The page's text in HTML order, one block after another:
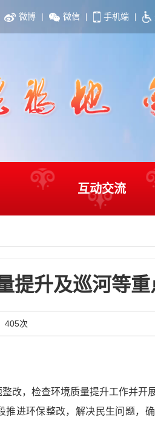
微博 | 微信 | 手机端 |
互动交流
提升及巡河等
405次
改，检查环境质量提升工作并开
进环保整改，解决民生问题，